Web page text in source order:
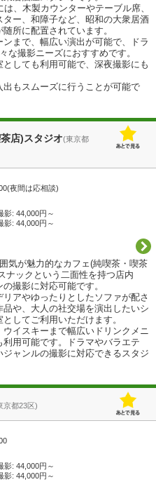
、木製カウンターやテーブル席、
ー、和障子など、昭和の大衆居酒
所に配置されています。
まで、幅広い演出が可能で、ドラ
な撮影ニーズにおすすめです。
しても利用可能で、深夜撮影にも
もスムーズに行うことが可能で
店)スタジオ(東京都
夜間は応相談)
影: 44,000円～
影: 44,000円～
気が魅力的なカフェ(純喫茶・喫茶
ナックという二面性を持つ店内
撮影に対応可能です。
アやゆったりとしたソファが配さ
や、大人の社交場を演出したいシ
してご利用いただけます。
イスキーまで幅広いドリンクメニ
用可能です。ドラマやバラエテ
ャンルの撮影に対応できるスタジ
京都23区)
影: 44,000円～
影: 44,000円～